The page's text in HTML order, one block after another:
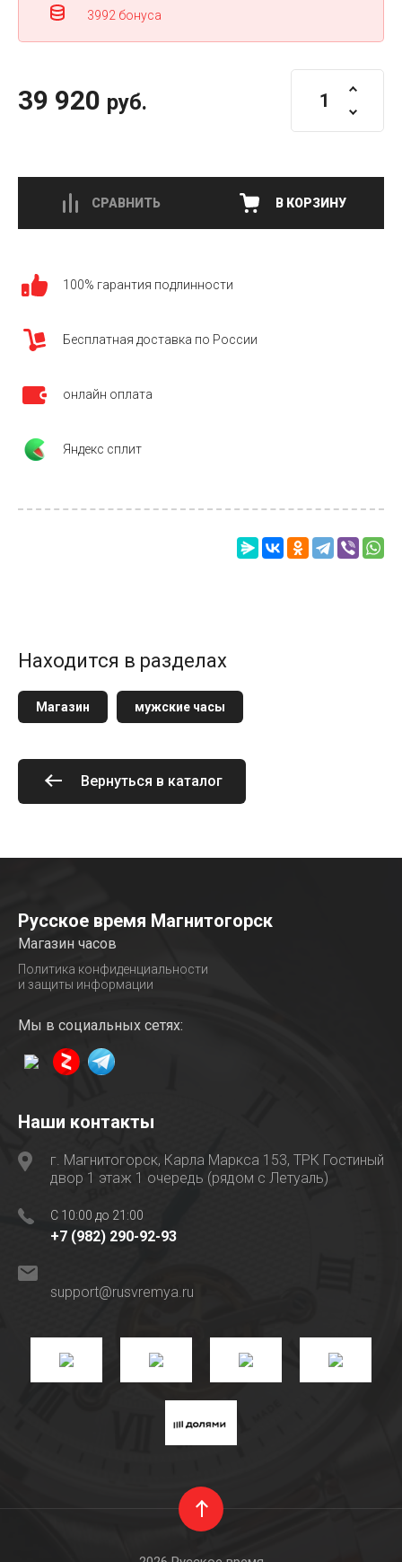
3992 бонуса
39 920 руб.
СРАВНИТЬ В КОРЗИНУ
100% гарантия подлинности
Бесплатная доставка по России
онлайн оплата
Яндекс сплит
Находится в разделах
Магазин мужские часы
Вернуться в каталог
Русское время Магнитогорск
Магазин часов
Политика конфиденциальности
и защиты информации
Мы в социальных сетях:
Наши контакты
г. Магнитогорск, Карла Маркса 153, ТРК Гостиный
двор 1 этаж 1 очередь (рядом с Летуаль)
C 10:00 до 21:00
+7 (982) 290-92-93
support@rusvremya.ru